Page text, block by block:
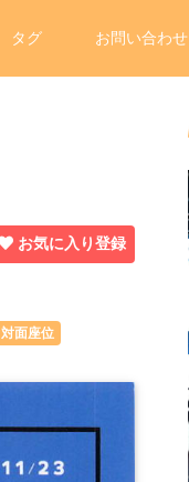
タグ お問い合わせ
お気に入り登録
対面座位